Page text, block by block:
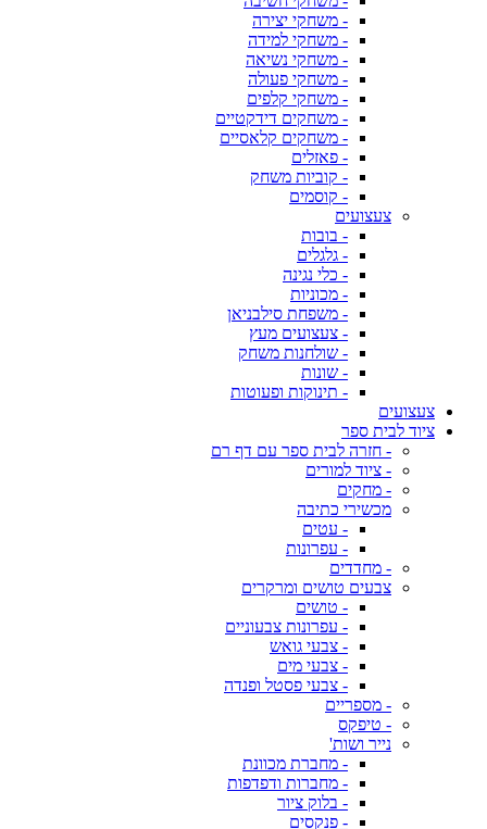
- משחקי יצירה
- משחקי למידה
- משחקי נשיאה
- משחקי פעולה
- משחקי קלפים
- משחקים דידקטיים
- משחקים קלאסיים
- פאזלים
- קוביות משחק
- קוסמים
צעצועים
- בובות
- גלגלים
- כלי נגינה
- מכוניות
- משפחת סילבניאן
- צעצועים מעץ
- שולחנות משחק
- שונות
- תינוקות ופעוטות
צעצועים
ציוד לבית ספר
- חזרה לבית ספר עם דף רם
- ציוד למורים
- מחקים
מכשירי כתיבה
- עטים
- עפרונות
- מחדדים
צבעים טושים ומרקרים
- טושים
- עפרונות צבעוניים
- צבעי גואש
- צבעי מים
- צבעי פסטל ופנדה
- מספריים
- טיפקס
נייר ושות'
- מחברת מכוונת
- מחברות ודפדפות
- בלוק ציור
- פנקסים